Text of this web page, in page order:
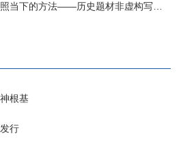
下的方法——历史题材非虚构写作多人谈
根基
行